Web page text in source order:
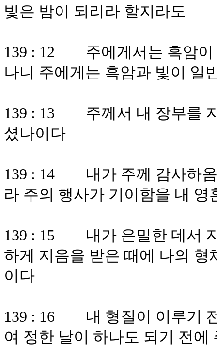
빛은 밤이 되리라 할지라도
139 : 12 주에게서는 흑암이
나니 주에게는 흑암과 빛이 일
139 : 13 주께서 내 장부를
셨나이다
139 : 14 내가 주께 감사하옴
라 주의 행사가 기이함을 내 영
139 : 15 내가 은밀한 데서
하게 지음을 받은 때에 나의
이다
139 : 16 내 형질이 이루기
여 정한 날이 하나도 되기 전